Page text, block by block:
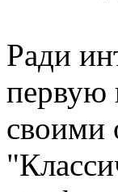
Ради
первую
своими